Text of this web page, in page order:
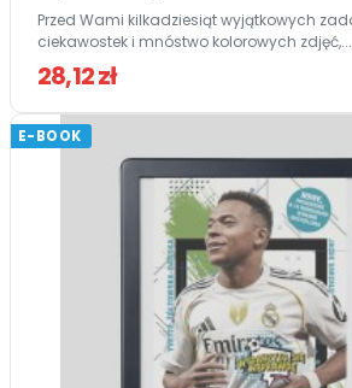
Przed Wami kilkadziesiąt wyjątkowych zadań, zaskakujących
ciekawostek i mnóstwo kolorowych zdjęć,...
28,12 zł
E-BOOK